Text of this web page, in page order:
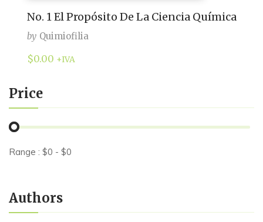
Price
Range : $0 - $0
Authors
No. 1 El Propósito De La Ciencia Química
by Quimiofilia
$0.00 +IVA